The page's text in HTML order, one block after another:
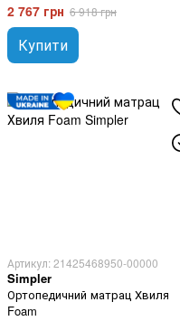
2 767 грн 6 918 грн
Купити
Артикул: 21425468950-00000
Simpler
Ортопедичний матрац Хвиля
Foam